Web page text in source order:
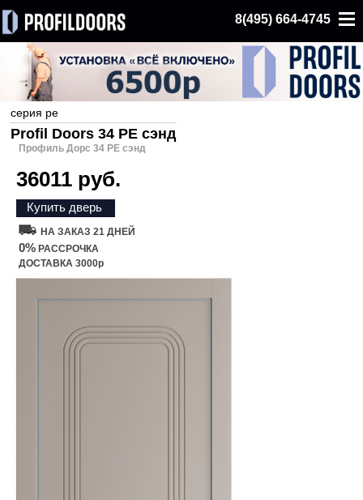
8(495) 664-4745
серия pe
Profil Doors 34 PE сэнд
Профиль Дорс 34 PE сэнд
36011 руб.
Купить дверь
НА ЗАКАЗ 21 ДНЕЙ
0% РАССРОЧКА
ДОСТАВКА 3000р